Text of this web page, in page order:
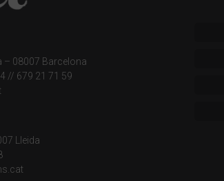
– 08007 Barcelona
// 679 21 71 59
Lleida